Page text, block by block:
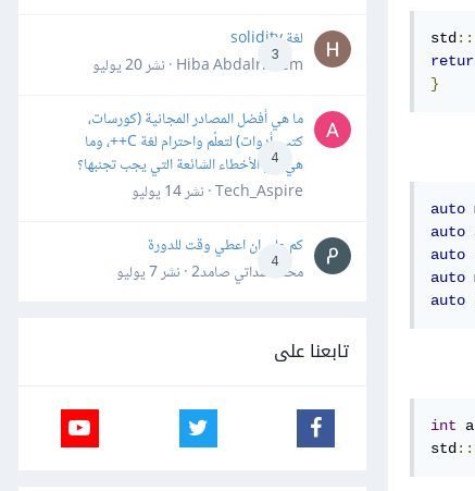
std::
}
auto
auto
auto
auto
auto
int
std::
3
لغة solidity
Hiba Abdalrheem · نشر
20 يوليو
4
ما هي أفضل المصادر المجانية (كورسات،
كتب، أدوات) لتعلّم واحترام لغة C++، وما
هي أهم الأخطاء الشائعة التي يجب تجنبها؟
Tech_Aspire · نشر
14 يوليو
4
كم علي ان اعطي وقت للدورة
محمد سداتي صامد2 · نشر
7 يوليو
تابعنا على